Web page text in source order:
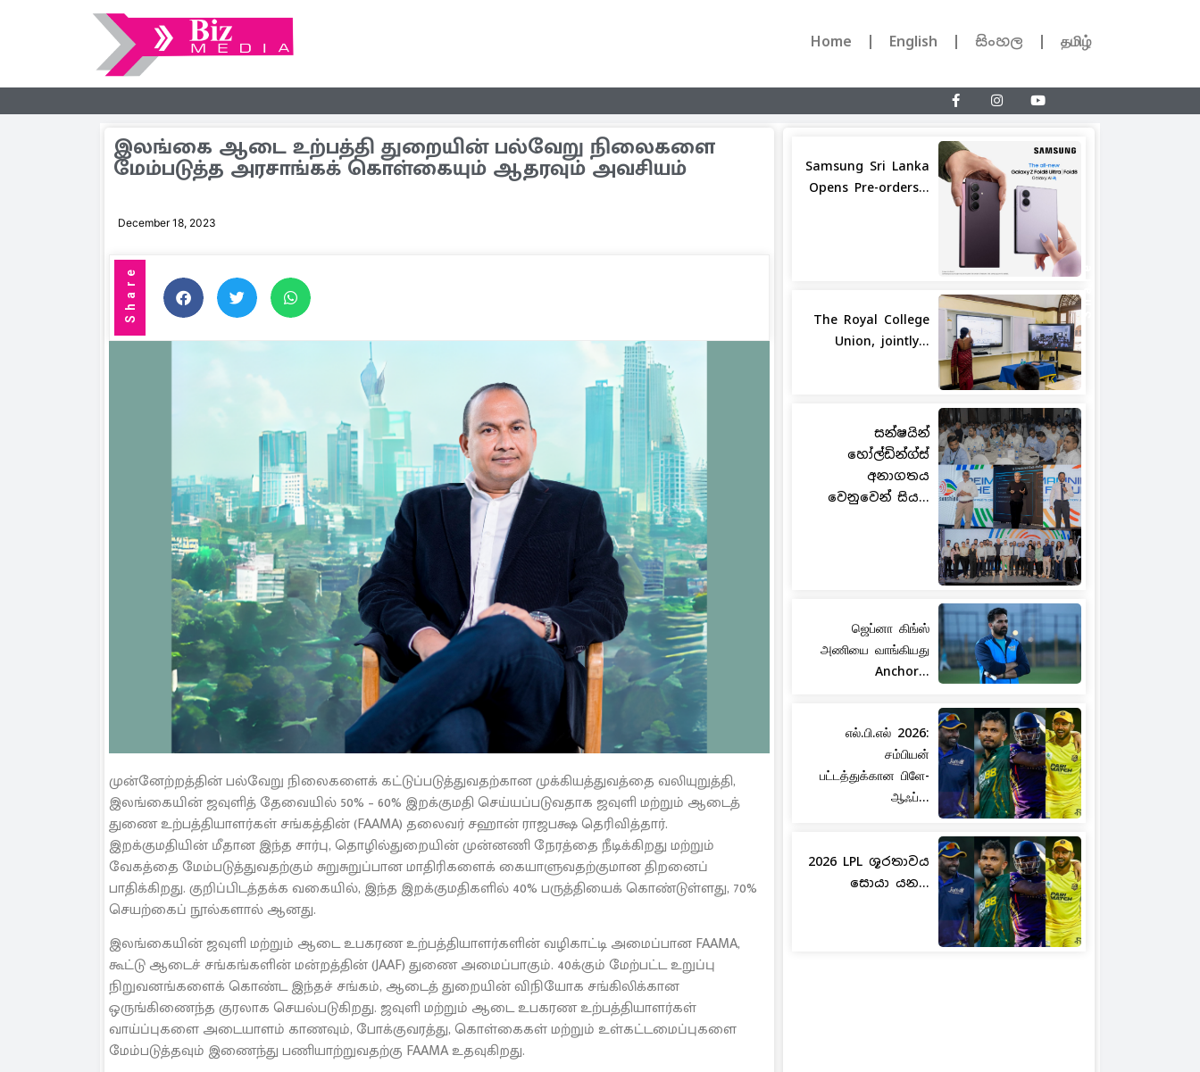
Home English සිංහල தமிழ்
இலங்கை ஆடை உற்பத்தி துறையின் பல்வேறு நிலைகளை
மேம்படுத்த அரசாங்கக் கொள்கையும் ஆதரவும் அவசியம்
December 18, 2023
Share Share
முன்னேற்றத்தின் பல்வேறு நிலைகளைக் கட்டுப்படுத்துவதற்கான முக்கியத்துவத்தை வலியுறுத்தி,
இலங்கையின் ஜவுளித் தேவையில் 50% – 60% இறக்குமதி செய்யப்படுவதாக ஜவுளி மற்றும் ஆடைத்
துணை உற்பத்தியாளர்கள் சங்கத்தின் (FAAMA) தலைவர் சஹான் ராஜபக்ஷ தெரிவித்தார்.
இறக்குமதியின் மீதான இந்த சார்பு, தொழில்துறையின் முன்னணி நேரத்தை நீடிக்கிறது மற்றும்
வேகத்தை மேம்படுத்துவதற்கும் சுறுசுறுப்பான மாதிரிகளைக் கையாளுவதற்குமான திறனைப்
பாதிக்கிறது. குறிப்பிடத்தக்க வகையில், இந்த இறக்குமதிகளில் 40% பருத்தியைக் கொண்டுள்ளது, 70%
செயற்கைப் நூல்களால் ஆனது.
இலங்கையின் ஜவுளி மற்றும் ஆடை உபகரண உற்பத்தியாளர்களின் வழிகாட்டி அமைப்பான FAAMA,
கூட்டு ஆடைச் சங்கங்களின் மன்றத்தின் (JAAF) துணை அமைப்பாகும். 40க்கும் மேற்பட்ட உறுப்பு
நிறுவனங்களைக் கொண்ட இந்தச் சங்கம், ஆடைத் துறையின் விநியோக சங்கிலிக்கான
ஒருங்கிணைந்த குரலாக செயல்படுகிறது. ஜவுளி மற்றும் ஆடை உபகரண உற்பத்தியாளர்கள்
வாய்ப்புகளை அடையாளம் காணவும், போக்குவரத்து, கொள்கைகள் மற்றும் உள்கட்டமைப்புகளை
மேம்படுத்தவும் இணைந்து பணியாற்றுவதற்கு FAAMA உதவுகிறது.
Samsung Sri Lanka
Opens Pre-orders...
The Royal College
Union, jointly...
සන්ෂයින්
හෝල්ඩින්ග්ස්
අනාගතය
වෙනුවෙන් සිය...
ஜெப்னா கிங்ஸ்
அணியை வாங்கியது
Anchor...
எல்.பி.எல் 2026:
சம்பியன்
பட்டத்துக்கான பிளே-
ஆஃப்...
2026 LPL ශූරතාවය
සොයා යන...